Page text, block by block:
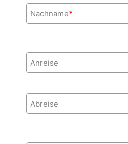
Nachname*
Anreise
Abreise